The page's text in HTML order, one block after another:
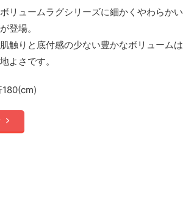
リュームラグシリーズに細かくやわらかい
登場。
触りと底付感の少ない豊かなボリュームは
よさです。